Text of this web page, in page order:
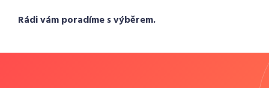
Rádi vám poradíme s výběrem.